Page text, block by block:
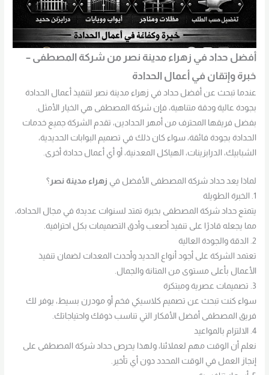
أفضل حداد في زهراء مدينة نصر من شركة المصطفى –
خبرة وإتقان في أعمال الحدادة
عندما تبحث عن أفضل حداد في زهراء مدينة نصر لتنفيذ أعمال الحدادة
بجودة عالية ودقة متناهية، فإن شركة المصطفى هي الخيار الأمثل.
بفضل فريقها المحترف من أمهر الحدادين، تقدم الشركة جميع خدمات
الحدادة بجودة فائقة، سواء كان ذلك في تصميم البوابات الحديدية،
الشبابيك، الدرابزينات، الهياكل المعدنية، أو أي أعمال حدادة أخرى.
لماذا يعد حداد شركة المصطفى الأفضل في زهراء مدينة نصر ؟
1. الخبرة الطويلة
يتمتع حداد شركة المصطفى بخبرة تمتد لسنوات عديدة في مجال الحدادة،
مما يجعله قادرًا على تنفيذ أصعب وأدق التصميمات بكل احترافية.
2. الدقة والجودة العالية
تعتمد الشركة على أجود أنواع الحديد وأحدث المعدات لضمان تنفيذ
الأعمال بأعلى مستوى من المتانة والجمال.
3. تصميمات عصرية ومبتكرة
سواء كنت تبحث عن تصميم كلاسيكي فخم أو مودرن بسيط، يوفر لك
فريق المصطفى أفضل الأفكار التي تناسب ذوقك واحتياجاتك.
4. الالتزام بالمواعيد
نعلم أن الوقت مهم لعملائنا، ولهذا يحرص حداد شركة المصطفى على
إنجاز العمل في الوقت المحدد دون أي تأخير.